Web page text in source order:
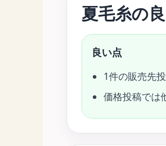
夏毛糸の
良い点
1件の販売先
価格投稿では